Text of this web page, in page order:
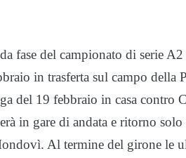
fase del campionato di serie
in trasferta sul campo della
del 19 febbraio in casa contro
in gare di andata e ritorno
Al termine del girone le